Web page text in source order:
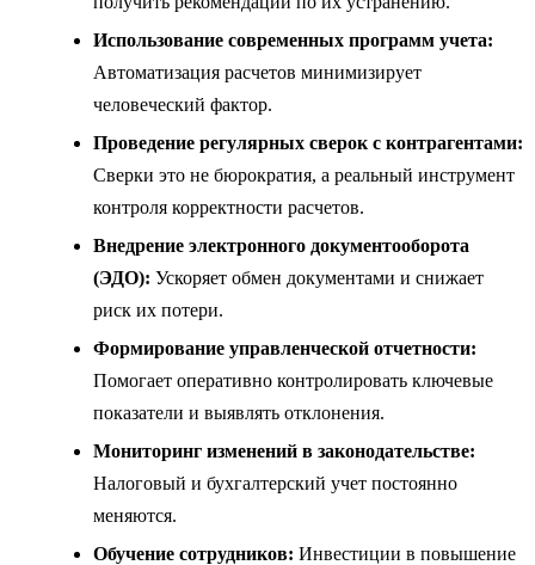
Использование современных программ учета:
Автоматизация расчетов минимизирует
человеческий фактор.
Проведение регулярных сверок с контрагентами:
Сверки это не бюрократия, а реальный инструмент
контроля корректности расчетов.
Внедрение электронного документооборота
(ЭДО): Ускоряет обмен документами и снижает
риск их потери.
Формирование управленческой отчетности:
Помогает оперативно контролировать ключевые
показатели и выявлять отклонения.
Мониторинг изменений в законодательстве:
Налоговый и бухгалтерский учет постоянно
меняются.
Обучение сотрудников: Инвестиции в повышение